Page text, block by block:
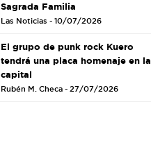
Sagrada Familia
Las Noticias - 10/07/2026
El grupo de punk rock Kuero
tendrá una placa homenaje en la
capital
Rubén M. Checa - 27/07/2026